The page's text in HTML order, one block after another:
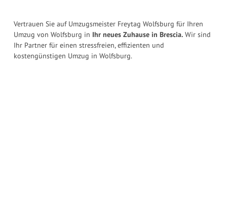
Vertrauen Sie auf Umzugsmeister Freytag Wolfsburg für Ihren
Umzug von Wolfsburg in Ihr neues Zuhause in Brescia. Wir sind
Ihr Partner für einen stressfreien, effizienten und
kostengünstigen Umzug in Wolfsburg.